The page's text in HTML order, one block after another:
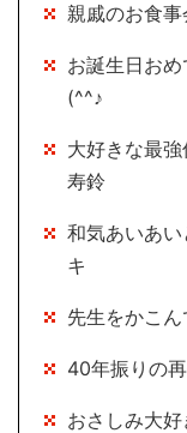
親戚のお食
お誕生日お
(^^♪
大好きな最
寿鈴
和気あいあ
キ
先生をかこ
40年振りの
おさしみ大